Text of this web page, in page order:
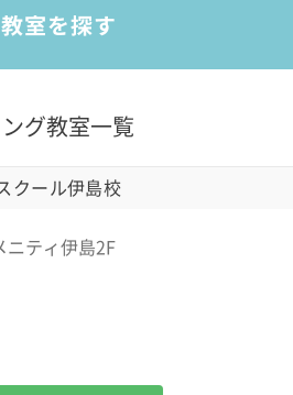
グ教室一覧
クール伊島校
ニティ伊島2F